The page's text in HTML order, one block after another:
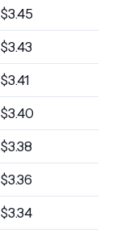
$3.45
$3.43
$3.41
$3.40
$3.38
$3.36
$3.34